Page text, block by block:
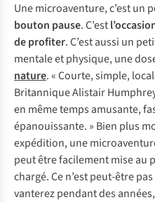
Une microaventure, c’est un
bouton pause. C’est
de profiter. C’est aussi un
mentale et physique, une
nature. « Courte, simple,
Britannique Alistair
en même temps amusante,
épanouissante. » Bien plus
expédition, une
peut être facilement mise au
chargé. Ce n’est peut-être
vanterez pendant des